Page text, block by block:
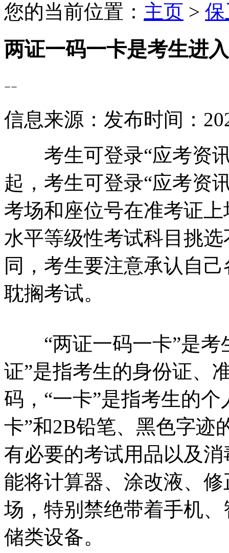
您的当前位置： 主页 >
两证一码一卡是考生进
--
信息来源： 发布时间：
考生可登录“应考资讯
起，考生可登录“应考资
考场和座位号在准考证
水平等级性考试科目挑
同，考生要注意承认自
耽搁考试。
“两证一码一卡”是考
证”是指考生的身份证、
码，“一卡”是指考生的
卡”和2B铅笔、黑色字迹
有必要的考试用品以及
能将计算器、涂改液、
场，特别禁绝带着手机
储类设备。